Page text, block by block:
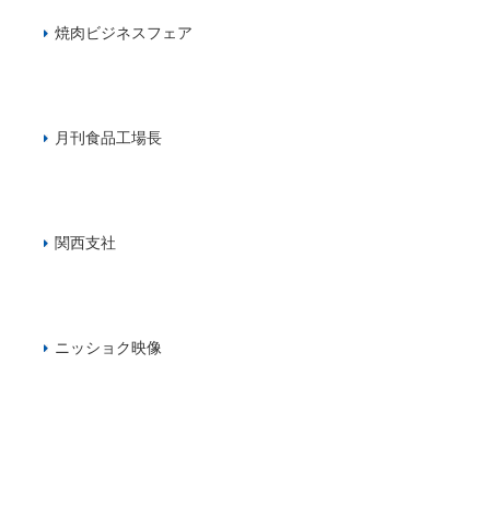
焼肉ビジネスフェア
月刊食品工場長
関西支社
ニッショク映像